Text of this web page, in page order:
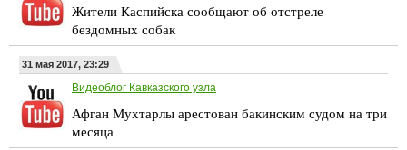
Жители Каспийска сообщают об отстреле
бездомных собак
31 мая 2017, 23:29
Видеоблог Кавказского узла
Афган Мухтарлы арестован бакинским судом на три
месяца